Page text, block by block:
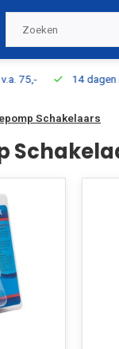
75,- 14 dagen
Schakelaars